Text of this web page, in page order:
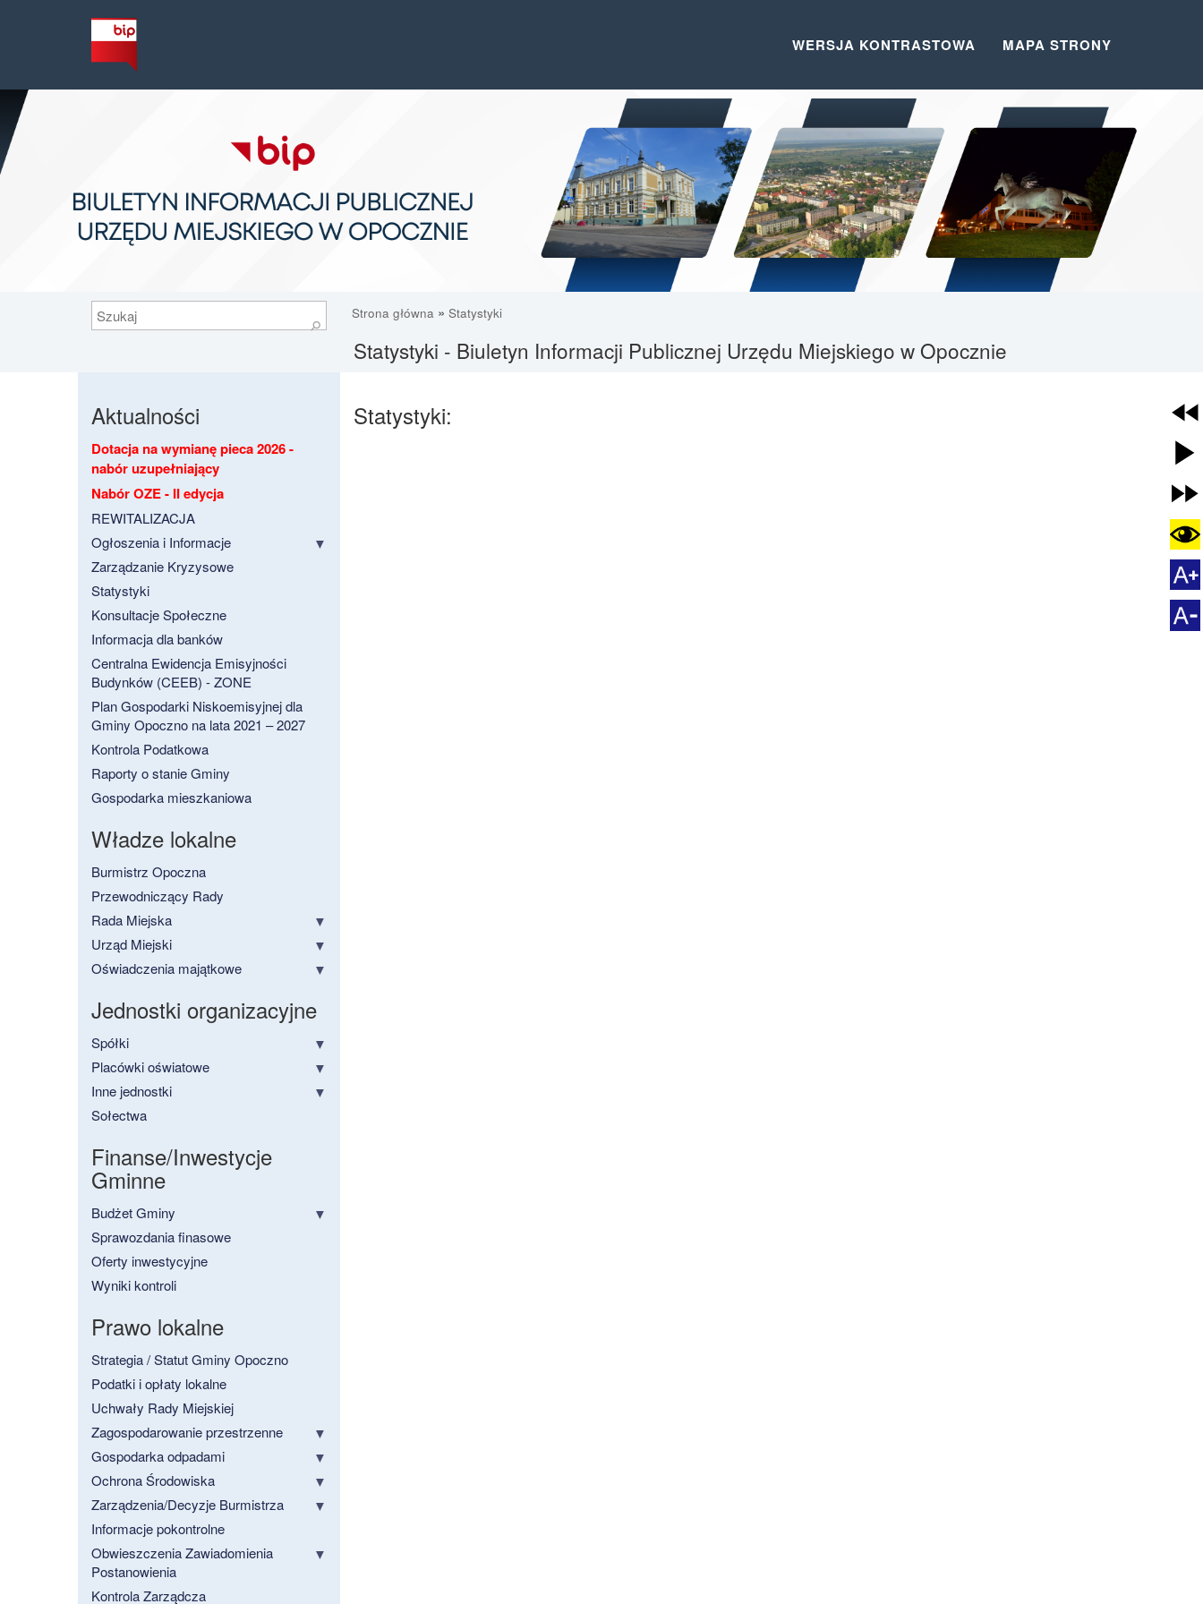
WERSJA KONTRASTOWA MAPA STRONY
Szukaj
⚲
Strona główna » Statystyki
Statystyki - Biuletyn Informacji Publicznej Urzędu Miejskiego w Opocznie
Aktualności
Dotacja na wymianę pieca 2026 -
nabór uzupełniający
Nabór OZE - II edycja
REWITALIZACJA
Ogłoszenia i Informacje
Zarządzanie Kryzysowe
Statystyki
Konsultacje Społeczne
Informacja dla banków
Centralna Ewidencja Emisyjności
Budynków (CEEB) - ZONE
Plan Gospodarki Niskoemisyjnej dla
Gminy Opoczno na lata 2021 – 2027
Kontrola Podatkowa
Raporty o stanie Gminy
Gospodarka mieszkaniowa
Władze lokalne
Burmistrz Opoczna
Przewodniczący Rady
Rada Miejska
Urząd Miejski
Oświadczenia majątkowe
Jednostki organizacyjne
Spółki
Placówki oświatowe
Inne jednostki
Sołectwa
Finanse/Inwestycje
Gminne
Budżet Gminy
Sprawozdania finasowe
Oferty inwestycyjne
Wyniki kontroli
Prawo lokalne
Strategia / Statut Gminy Opoczno
Podatki i opłaty lokalne
Uchwały Rady Miejskiej
Zagospodarowanie przestrzenne
Gospodarka odpadami
Ochrona Środowiska
Zarządzenia/Decyzje Burmistrza
Informacje pokontrolne
Obwieszczenia Zawiadomienia
Postanowienia
Kontrola Zarządcza
Statystyki: